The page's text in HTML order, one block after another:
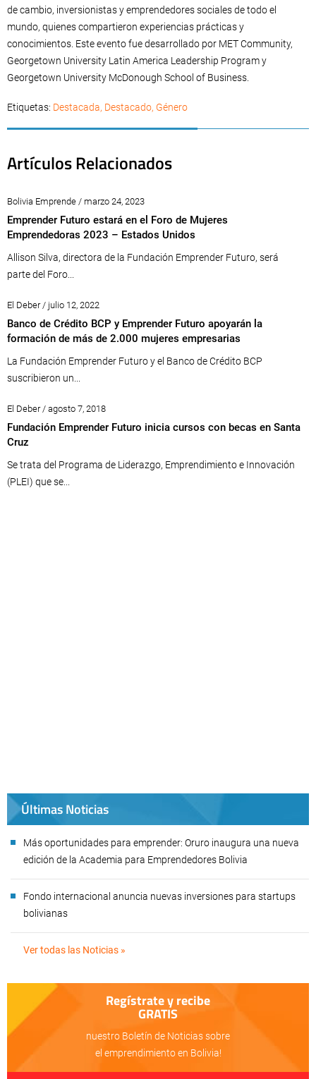
de cambio, inversionistas y emprendedores sociales de todo el
mundo, quienes compartieron experiencias prácticas y
conocimientos. Este evento fue desarrollado por MET Community,
Georgetown University Latin America Leadership Program y
Georgetown University McDonough School of Business.
Etiquetas: Destacada, Destacado, Género
Artículos Relacionados
Bolivia Emprende / marzo 24, 2023
Emprender Futuro estará en el Foro de Mujeres
Emprendedoras 2023 – Estados Unidos
Allison Silva, directora de la Fundación Emprender Futuro, será
parte del Foro...
El Deber / julio 12, 2022
Banco de Crédito BCP y Emprender Futuro apoyarán la
formación de más de 2.000 mujeres empresarias
La Fundación Emprender Futuro y el Banco de Crédito BCP
suscribieron un...
El Deber / agosto 7, 2018
Fundación Emprender Futuro inicia cursos con becas en Santa
Cruz
Se trata del Programa de Liderazgo, Emprendimiento e Innovación
(PLEI) que se...
Últimas Noticias
Más oportunidades para emprender: Oruro inaugura una nueva
edición de la Academia para Emprendedores Bolivia
Fondo internacional anuncia nuevas inversiones para startups
bolivianas
Ver todas las Noticias »
Regístrate y recibe
GRATIS
nuestro Boletín de Noticias sobre
el emprendimiento en Bolivia!